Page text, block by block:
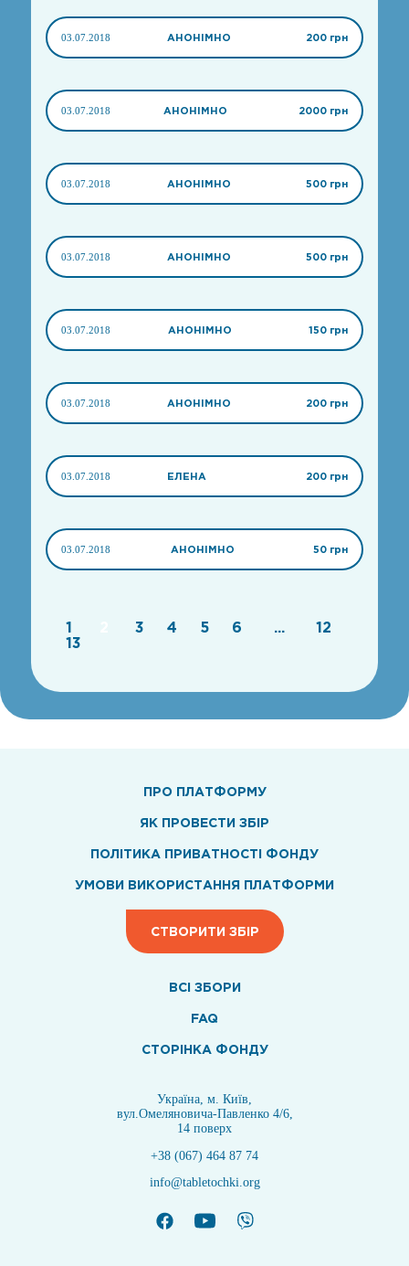
03.07.2018 АНОНІМНО 200 грн
03.07.2018 АНОНІМНО 2000 грн
03.07.2018 АНОНІМНО 500 грн
03.07.2018 АНОНІМНО 500 грн
03.07.2018 АНОНІМНО 150 грн
03.07.2018 АНОНІМНО 200 грн
03.07.2018 ЕЛЕНА 200 грн
03.07.2018 АНОНІМНО 50 грн
1 3 4 5 6 ...
12
13
ПРО ПЛАТФОРМУ
ЯК ПРОВЕСТИ ЗБІР
ПОЛІТИКА ПРИВАТНОСТІ ФОНДУ
УМОВИ ВИКОРИСТАННЯ ПЛАТФОРМИ
СТВОРИТИ ЗБІР
ВСI ЗБОРИ
FAQ
СТОРІНКА ФОНДУ
Україна, м. Київ,
вул.Омеляновича-Павленко 4/6,
14 поверх
+38 (067) 464 87 74
info@tabletochki.org